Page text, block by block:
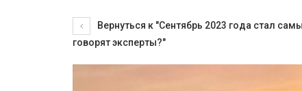
Вернуться к "Сентябрь 2023 года стал
говорят эксперты?"